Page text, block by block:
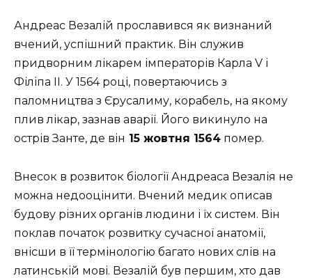
Андреас Везалій прославився як визнаний
вчений, успішний практик. Він служив
придворним лікарем імператорів Карла V і
Філіпа II. У 1564 році, повертаючись з
паломництва з Єрусалиму, корабель, на якому
плив лікар, зазнав аварії. Його викинуло на
острів Занте, де він 15 жовтня 1564 помер.
Внесок в розвиток біології Андреаса Везалія не
можна недооцінити. Вчений медик описав
будову різних органів людини і їх систем. Він
поклав початок розвитку сучасної анатомії,
внісши в її термінологію багато нових слів на
латинській мові. Везалій був першим, хто дав